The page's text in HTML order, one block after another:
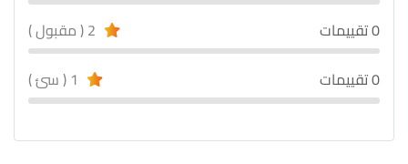
0 تقييمات
0 تقييمات